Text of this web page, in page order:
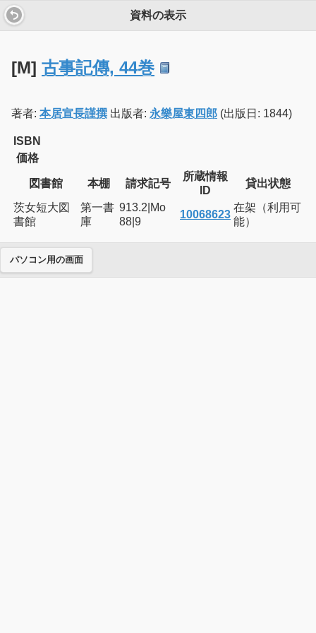
資料の表示
[M] 古事記傳, 44巻
著者: 本居宣長謹撰 出版者: 永樂屋東四郎 (出版日: 1844)
ISBN
価格
図書館 本棚 請求記号
所蔵情報
ID
貸出状態
茨女短大図
書館
第一書
庫
913.2|Mo
88|9
10068623
在架（利用可
能）
パソコン用の画面